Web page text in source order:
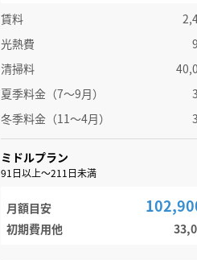
賃料
光熱費
清掃料
夏季料金（7～9月）
冬季料金（11～4月）
ミドルプラン
91日以上～211日未満
月額目安
初期費用他